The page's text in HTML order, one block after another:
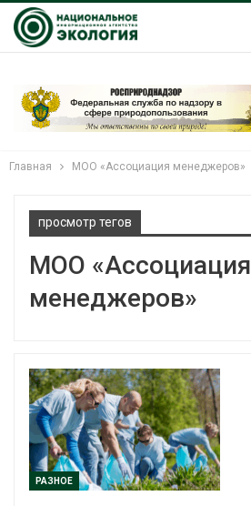
Главная МОО «Ассоциация менеджеров»
просмотр тегов
МОО «Ассоциация
менеджеров»
РАЗНОЕ